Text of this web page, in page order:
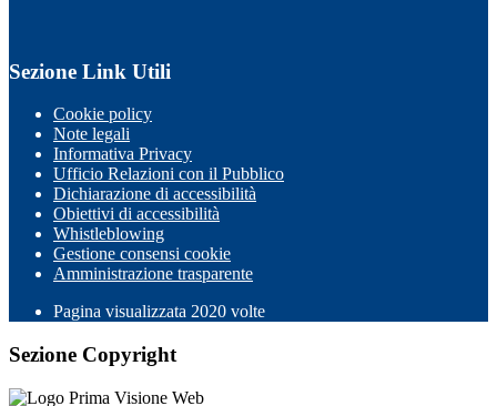
Sezione Link Utili
Cookie policy
Note legali
Informativa Privacy
Ufficio Relazioni con il Pubblico
Dichiarazione di accessibilità
Obiettivi di accessibilità
Whistleblowing
Gestione consensi cookie
Amministrazione trasparente
Pagina visualizzata 2020 volte
Sezione Copyright